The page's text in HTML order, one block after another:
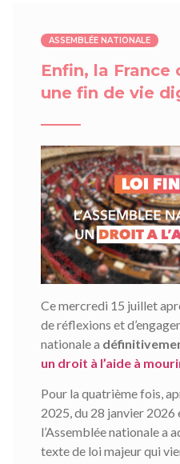
ASSEMBLÉE NATIONALE
Enfin, la France
une fin de vie
Ce mercredi 15 juillet
de réflexions et
nationale a
un droit à l’aide à
Pour la quatrième fois,
2025, du 28 janvier 2026
l’Assemblée nationale a
texte de loi majeur qui